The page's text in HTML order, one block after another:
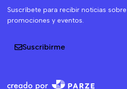
Suscríbete para recibir noticias
promociones y eventos.
Suscribirme